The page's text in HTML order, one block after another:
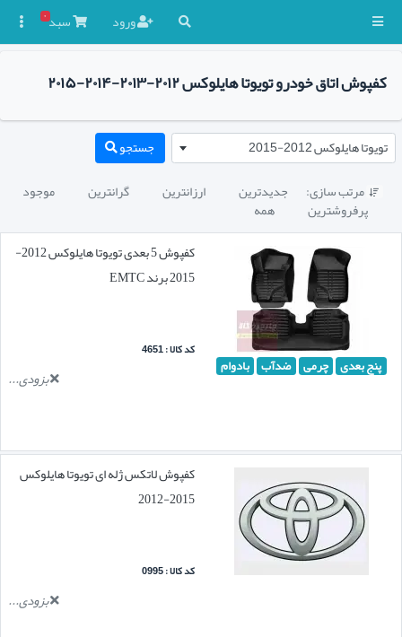
ورود سبد۰
کفپوش اتاق خودرو تویوتا هایلوکس ۲۰۱۲-۲۰۱۳-۲۰۱۴-۲۰۱۵
تویوتا هایلوکس 2012-2015 جستجو
 مرتب سازی: جدیدترین ارزانترین گرانترین موجود
پرفروشترین همه
پنج بعدی چرمی ضدآب بادوام
کفپوش 5 بعدی تویوتا هایلوکس 2012-
2015 برند EMTC
کد کالا : 4651
بزودی...
کفپوش لاتکس ژله ای تویوتا هایلوکس
2015-2012
کد کالا : 0995
بزودی...